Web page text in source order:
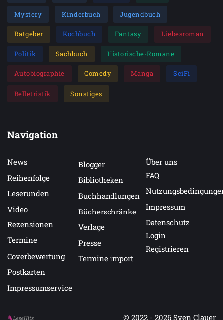
Mystery Kinderbuch Jugendbuch
Ratgeber Kochbuch Fantasy Liebesroman
Politik Sachbuch Historische-Romane
Autobiographie Comedy Manga SciFi
Belletristik Sonstiges
Navigation
News
Reihenfolge
Leserunden
Video
Rezensionen
Termine
Coverbewertung
Postkarten
Impressumservice
Blogger
Bibliotheken
Buchhandlungen
Bücherschränke
Verlage
Presse
Termine import
Über uns
FAQ
Impressum
Datenschutz
Login
Registrieren
© 2022 - 2026 Sven Clauer